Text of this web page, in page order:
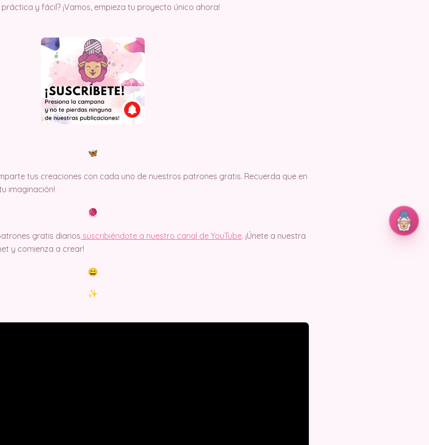
y fácil? ¡Vamos, empieza tu proyecto único ahora!
tus creaciones con cada uno de nuestros patrones gratis. Recuerda que en
imaginación!
gratis diarios suscribiéndote a nuestro canal de YouTube. ¡Únete a nuestra
y comienza a crear!